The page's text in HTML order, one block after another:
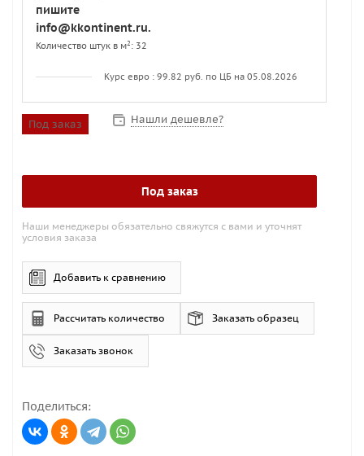
пишите
info@kkontinent.ru.
Количество штук в м2 : 32
Курс евро : 99.82 руб. по ЦБ на 05.08.2026
Под заказ Нашли дешевле?
Под заказ
Наши менеджеры обязательно свяжутся с вами и уточнят
условия заказа
Добавить к сравнению
Рассчитать количество Заказать образец
Заказать звонок
Поделиться: